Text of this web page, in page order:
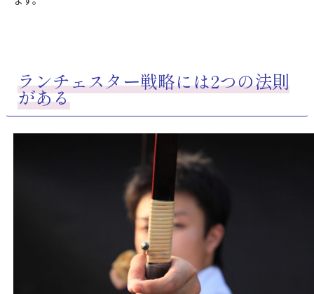
ランチェスター戦略には2つの法則
がある